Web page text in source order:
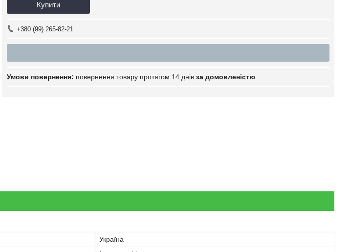
Купити
+380 (99) 265-82-21
повернення товару протягом 14 днів за домовленістю
Україна